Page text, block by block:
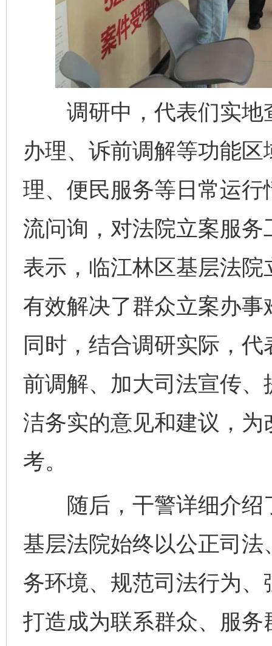
调研中，代表们实地
办理、诉前调解等功能
理、便民服务等日常运
流问询，对法院立案服
表示，临江林区基层法
有效解决了群众立案办
同时，结合调研实际，
前调解、加大司法宣传
洁务实的意见和建议，
考。
随后，干警详细介绍
基层法院始终以公正司
务环境、规范司法行为
打造成为联系群众、服